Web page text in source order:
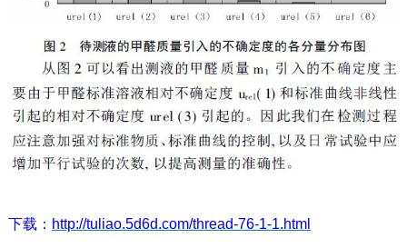
下载： http://tuliao.5d6d.com/thread-76-1-1.html